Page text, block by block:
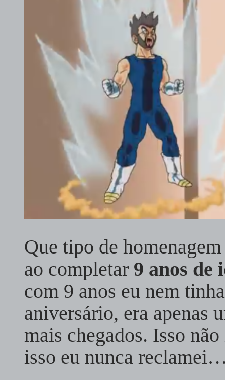
Que tipo de
ao completar 9 anos de
com 9 anos eu nem
aniversário, era apenas
mais chegados. Isso
isso eu nunca